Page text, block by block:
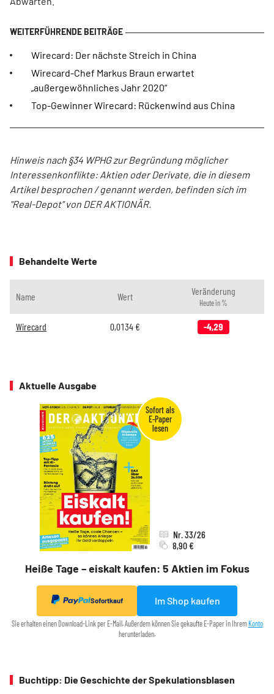
Wirecard: Der nächste Streich in China
Wirecard-Chef Markus Braun erwartet
„außergewöhnliches Jahr 2020“
Top-Gewinner Wirecard: Rückenwind aus China
Hinweis nach §34 WPHG zur Begründung möglicher
Interessenkonflikte: Aktien oder Derivate, die in diesem
Artikel besprochen / genannt werden, befinden sich im
"Real-Depot" von DER AKTIONÄR.
Behandelte Werte
Name Wert Veränderung
Heute in %
Wirecard 0,0134€ -4,29
Aktuelle Ausgabe
Heiße Tage – eiskalt kaufen: 5 Aktien im Fokus
Nr. 33/26
8,90 €
Sofortkauf Im Shop kaufen
Sie erhalten einen Download-Link per E-Mail. Außerdem können Sie gekaufte E-Paper in IhremKonto
herunterladen.
Buchtipp: Die Geschichte der Spekulationsblasen